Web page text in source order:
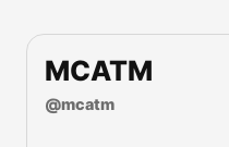
MCATM
@mcatm